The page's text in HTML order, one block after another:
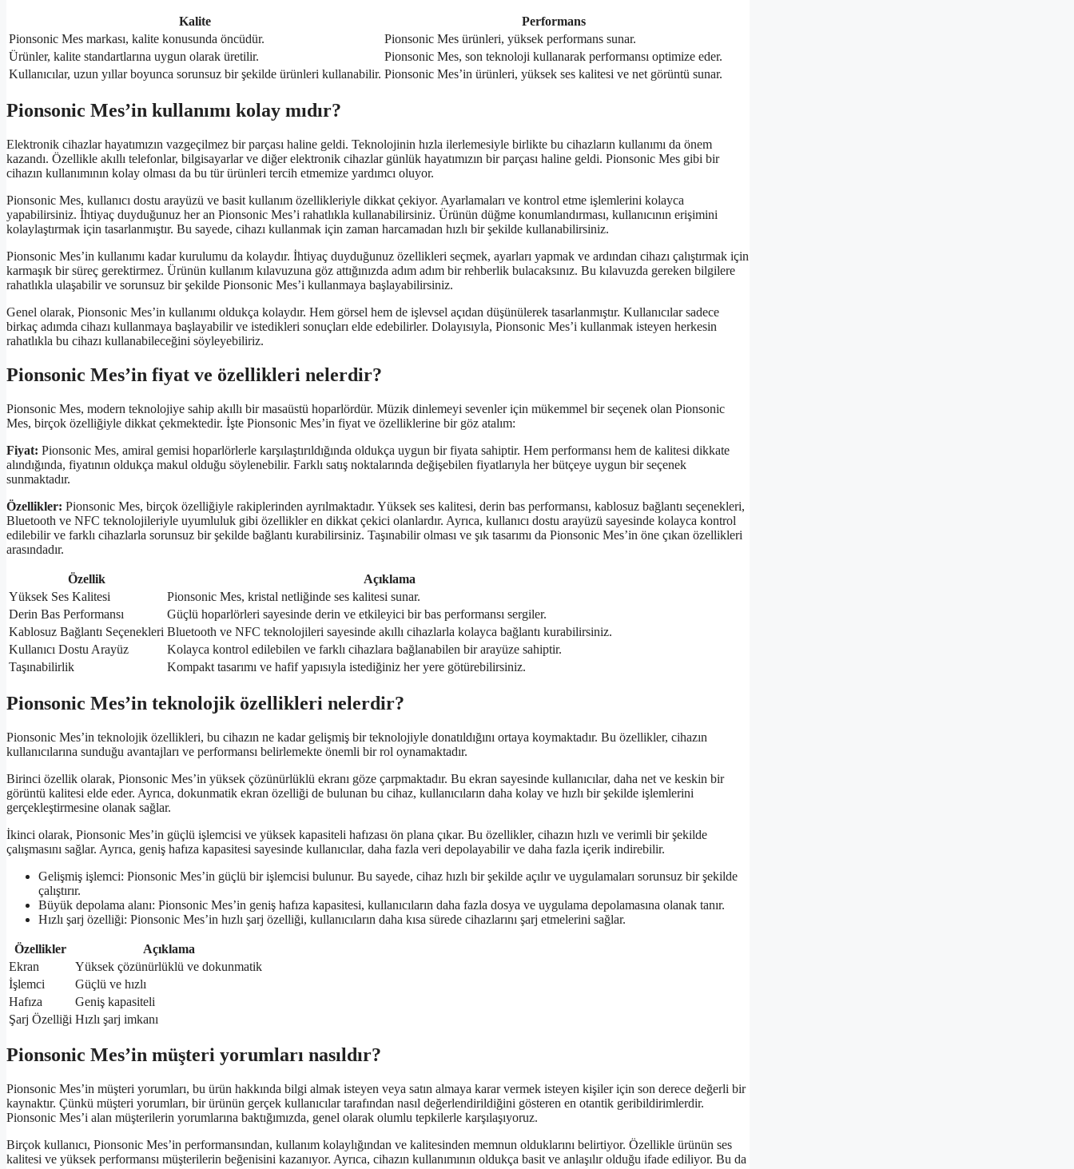
Kalite
Performans
Pionsonic Mes markası, kalite konusunda öncüdür.
Pionsonic Mes ürünleri, yüksek performans sunar.
Ürünler, kalite standartlarına uygun olarak üretilir.
Pionsonic Mes, son teknoloji kullanarak performansı optimize eder.
Kullanıcılar, uzun yıllar boyunca sorunsuz bir şekilde ürünleri kullanabilir. Pionsonic Mes’in ürünleri, yüksek ses kalitesi ve net görüntü sunar.
Pionsonic Mes’in kullanımı kolay mıdır?
Elektronik cihazlar hayatımızın vazgeçilmez bir parçası haline geldi. Teknolojinin hızla ilerlemesiyle birlikte bu cihazların kullanımı da önem
kazandı. Özellikle akıllı telefonlar, bilgisayarlar ve diğer elektronik cihazlar günlük hayatımızın bir parçası haline geldi. Pionsonic Mes gibi bir
cihazın kullanımının kolay olması da bu tür ürünleri tercih etmemize yardımcı oluyor.
Pionsonic Mes, kullanıcı dostu arayüzü ve basit kullanım özellikleriyle dikkat çekiyor. Ayarlamaları ve kontrol etme işlemlerini kolayca
yapabilirsiniz. İhtiyaç duyduğunuz her an Pionsonic Mes’i rahatlıkla kullanabilirsiniz. Ürünün düğme konumlandırması, kullanıcının erişimini
kolaylaştırmak için tasarlanmıştır. Bu sayede, cihazı kullanmak için zaman harcamadan hızlı bir şekilde kullanabilirsiniz.
Pionsonic Mes’in kullanımı kadar kurulumu da kolaydır. İhtiyaç duyduğunuz özellikleri seçmek, ayarları yapmak ve ardından cihazı çalıştırmak için
karmaşık bir süreç gerektirmez. Ürünün kullanım kılavuzuna göz attığınızda adım adım bir rehberlik bulacaksınız. Bu kılavuzda gereken bilgilere
rahatlıkla ulaşabilir ve sorunsuz bir şekilde Pionsonic Mes’i kullanmaya başlayabilirsiniz.
Genel olarak, Pionsonic Mes’in kullanımı oldukça kolaydır. Hem görsel hem de işlevsel açıdan düşünülerek tasarlanmıştır. Kullanıcılar sadece
birkaç adımda cihazı kullanmaya başlayabilir ve istedikleri sonuçları elde edebilirler. Dolayısıyla, Pionsonic Mes’i kullanmak isteyen herkesin
rahatlıkla bu cihazı kullanabileceğini söyleyebiliriz.
Pionsonic Mes’in fiyat ve özellikleri nelerdir?
Pionsonic Mes, modern teknolojiye sahip akıllı bir masaüstü hoparlördür. Müzik dinlemeyi sevenler için mükemmel bir seçenek olan Pionsonic
Mes, birçok özelliğiyle dikkat çekmektedir. İşte Pionsonic Mes’in fiyat ve özelliklerine bir göz atalım:
Fiyat: Pionsonic Mes, amiral gemisi hoparlörlerle karşılaştırıldığında oldukça uygun bir fiyata sahiptir. Hem performansı hem de kalitesi dikkate
alındığında, fiyatının oldukça makul olduğu söylenebilir. Farklı satış noktalarında değişebilen fiyatlarıyla her bütçeye uygun bir seçenek
sunmaktadır.
Özellikler: Pionsonic Mes, birçok özelliğiyle rakiplerinden ayrılmaktadır. Yüksek ses kalitesi, derin bas performansı, kablosuz bağlantı seçenekleri,
Bluetooth ve NFC teknolojileriyle uyumluluk gibi özellikler en dikkat çekici olanlardır. Ayrıca, kullanıcı dostu arayüzü sayesinde kolayca kontrol
edilebilir ve farklı cihazlarla sorunsuz bir şekilde bağlantı kurabilirsiniz. Taşınabilir olması ve şık tasarımı da Pionsonic Mes’in öne çıkan özellikleri
arasındadır.
Özellik
Açıklama
Yüksek Ses Kalitesi
Pionsonic Mes, kristal netliğinde ses kalitesi sunar.
Derin Bas Performansı
Güçlü hoparlörleri sayesinde derin ve etkileyici bir bas performansı sergiler.
Kablosuz Bağlantı Seçenekleri Bluetooth ve NFC teknolojileri sayesinde akıllı cihazlarla kolayca bağlantı kurabilirsiniz.
Kullanıcı Dostu Arayüz
Kolayca kontrol edilebilen ve farklı cihazlara bağlanabilen bir arayüze sahiptir.
Taşınabilirlik
Kompakt tasarımı ve hafif yapısıyla istediğiniz her yere götürebilirsiniz.
Pionsonic Mes’in teknolojik özellikleri nelerdir?
Pionsonic Mes’in teknolojik özellikleri, bu cihazın ne kadar gelişmiş bir teknolojiyle donatıldığını ortaya koymaktadır. Bu özellikler, cihazın
kullanıcılarına sunduğu avantajları ve performansı belirlemekte önemli bir rol oynamaktadır.
Birinci özellik olarak, Pionsonic Mes’in yüksek çözünürlüklü ekranı göze çarpmaktadır. Bu ekran sayesinde kullanıcılar, daha net ve keskin bir
görüntü kalitesi elde eder. Ayrıca, dokunmatik ekran özelliği de bulunan bu cihaz, kullanıcıların daha kolay ve hızlı bir şekilde işlemlerini
gerçekleştirmesine olanak sağlar.
İkinci olarak, Pionsonic Mes’in güçlü işlemcisi ve yüksek kapasiteli hafızası ön plana çıkar. Bu özellikler, cihazın hızlı ve verimli bir şekilde
çalışmasını sağlar. Ayrıca, geniş hafıza kapasitesi sayesinde kullanıcılar, daha fazla veri depolayabilir ve daha fazla içerik indirebilir.
Gelişmiş işlemci: Pionsonic Mes’in güçlü bir işlemcisi bulunur. Bu sayede, cihaz hızlı bir şekilde açılır ve uygulamaları sorunsuz bir şekilde
çalıştırır.
Büyük depolama alanı: Pionsonic Mes’in geniş hafıza kapasitesi, kullanıcıların daha fazla dosya ve uygulama depolamasına olanak tanır.
Hızlı şarj özelliği: Pionsonic Mes’in hızlı şarj özelliği, kullanıcıların daha kısa sürede cihazlarını şarj etmelerini sağlar.
Özellikler
Açıklama
Ekran
Yüksek çözünürlüklü ve dokunmatik
İşlemci
Güçlü ve hızlı
Hafıza
Geniş kapasiteli
Şarj Özelliği Hızlı şarj imkanı
Pionsonic Mes’in müşteri yorumları nasıldır?
Pionsonic Mes’in müşteri yorumları, bu ürün hakkında bilgi almak isteyen veya satın almaya karar vermek isteyen kişiler için son derece değerli bir
kaynaktır. Çünkü müşteri yorumları, bir ürünün gerçek kullanıcılar tarafından nasıl değerlendirildiğini gösteren en otantik geribildirimlerdir.
Pionsonic Mes’i alan müşterilerin yorumlarına baktığımızda, genel olarak olumlu tepkilerle karşılaşıyoruz.
Birçok kullanıcı, Pionsonic Mes’in performansından, kullanım kolaylığından ve kalitesinden memnun olduklarını belirtiyor. Özellikle ürünün ses
kalitesi ve yüksek performansı müşterilerin beğenisini kazanıyor. Ayrıca, cihazın kullanımının oldukça basit ve anlaşılır olduğu ifade ediliyor. Bu da